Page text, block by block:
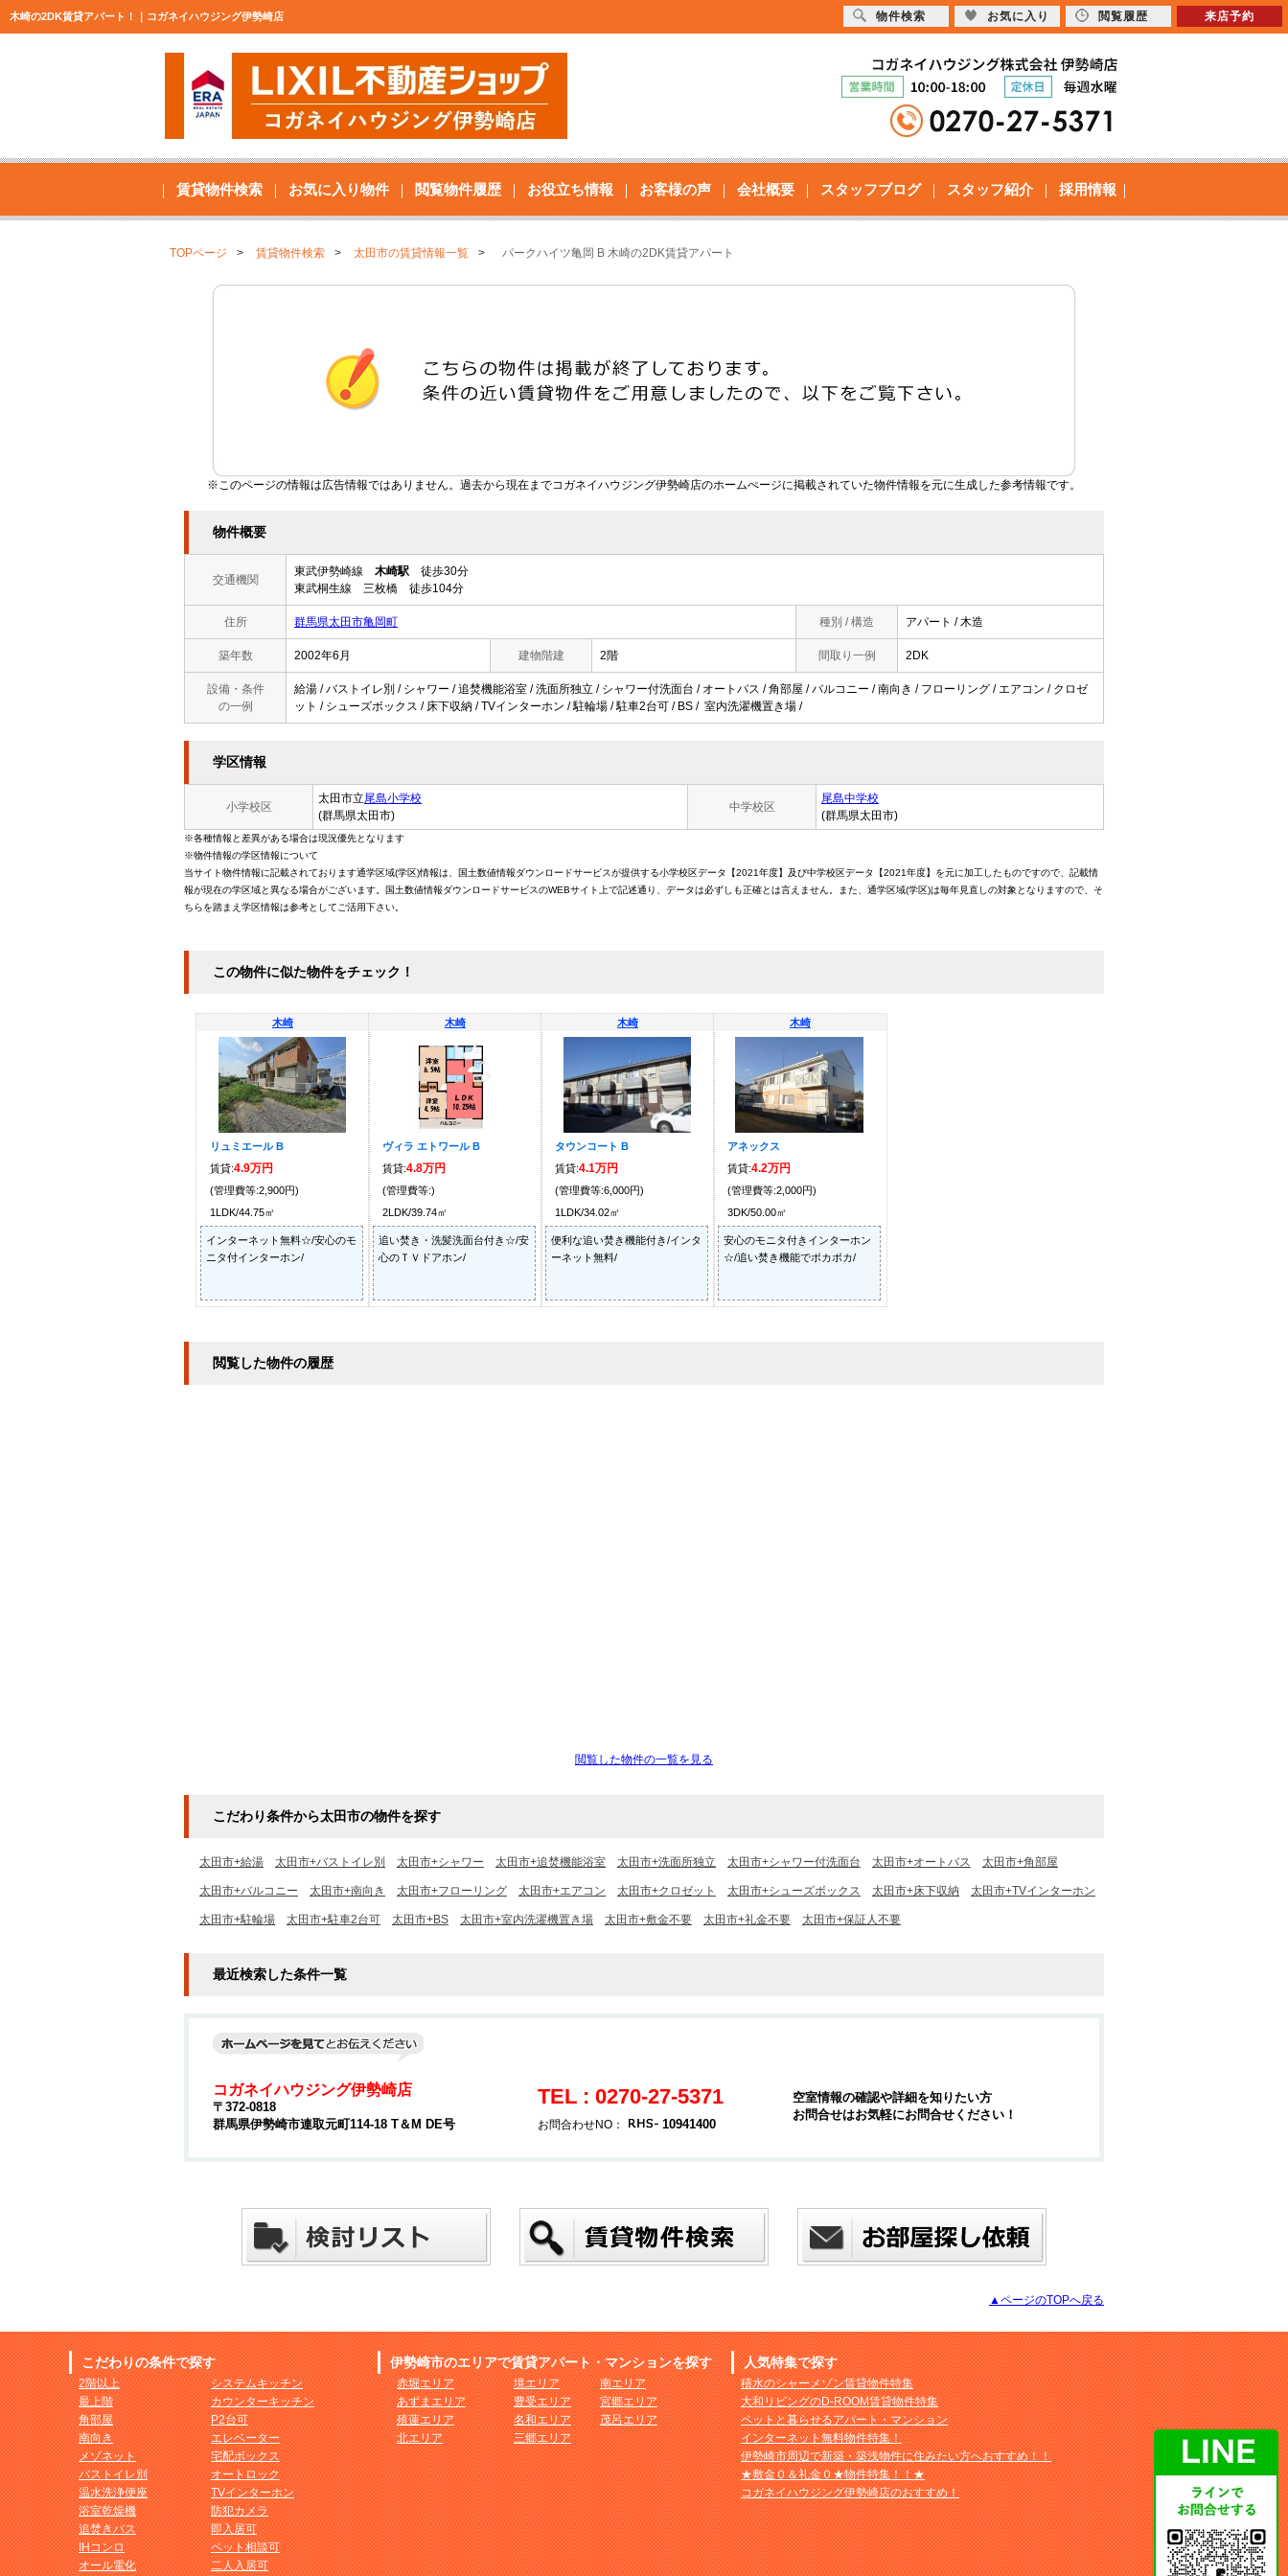
木崎の2DK賃貸アパート！｜コガネイハウジング伊勢崎店
賃貸物件検索 お気に入り物件 閲覧物件履歴 お役立ち情報 お客様の声 会社概要 スタッフブログ スタッフ紹介 採用情報
TOPページ 賃貸物件検索 太田市の賃貸情報一覧 パークハイツ亀岡 B 木崎の2DK賃貸アパート
※このページの情報は広告情報ではありません。過去から現在までコガネイハウジング伊勢崎店のホームぺージに掲載されていた物件情報を元に生成した参考情報です。
物件概要
交通機関
東武伊勢崎線 木崎駅 徒歩30分
東武桐生線 三枚橋 徒歩104分
住所 群馬県太田市亀岡町 種別 / 構造 アパート / 木造
築年数 2002年6月 建物階建 2階 間取り一例 2DK
設備・条件
の一例
給湯 / バストイレ別 / シャワー / 追焚機能浴室 / 洗面所独立 / シャワー付洗面台 / オートバス / 角部屋 / バルコニー / 南向き / フローリング / エアコン / クロゼ
ット / シューズボックス / 床下収納 / TVインターホン / 駐輪場 / 駐車2台可 / BS / 室内洗濯機置き場 /
学区情報
小学校区
太田市立尾島小学校
(群馬県太田市)
中学校区
尾島中学校
(群馬県太田市)
※各種情報と差異がある場合は現況優先となります
※物件情報の学区情報について
当サイト物件情報に記載されております通学区域(学区)情報は、国土数値情報ダウンロードサービスが提供する小学校区データ【2021年度】及び中学校区データ【2021年度】を元に加工したものですので、記載情
報が現在の学区域と異なる場合がございます。国土数値情報ダウンロードサービスのWEBサイト上で記述通り、データは必ずしも正確とは言えません。また、通学区域(学区)は毎年見直しの対象となりますので、そ
ちらを踏まえ学区情報は参考としてご活用下さい。
この物件に似た物件をチェック！
木崎
リュミエール B
賃貸:4.9万円
(管理費等:2,900円)
1LDK/44.75㎡
インターネット無料☆/安心のモ
ニタ付インターホン/
木崎
ヴィラ エトワール B
賃貸:4.8万円
(管理費等:)
2LDK/39.74㎡
追い焚き・洗髪洗面台付き☆/安
心のＴＶドアホン/
木崎
タウンコート B
賃貸:4.1万円
(管理費等:6,000円)
1LDK/34.02㎡
便利な追い焚き機能付き/インタ
ーネット無料/
木崎
アネックス
賃貸:4.2万円
(管理費等:2,000円)
3DK/50.00㎡
安心のモニタ付きインターホン
☆/追い焚き機能でポカポカ/
閲覧した物件の履歴
閲覧した物件の一覧を見る
こだわり条件から太田市の物件を探す
太田市+給湯 太田市+バストイレ別 太田市+シャワー 太田市+追焚機能浴室 太田市+洗面所独立 太田市+シャワー付洗面台 太田市+オートバス 太田市+角部屋
太田市+バルコニー 太田市+南向き 太田市+フローリング 太田市+エアコン 太田市+クロゼット 太田市+シューズボックス 太田市+床下収納 太田市+TVインターホン
太田市+駐輪場 太田市+駐車2台可 太田市+BS 太田市+室内洗濯機置き場 太田市+敷金不要 太田市+礼金不要 太田市+保証人不要
最近検索した条件一覧
コガネイハウジング伊勢崎店
〒372-0818
群馬県伊勢崎市連取元町114-18 T＆M DE号
TEL : 0270-27-5371
お問合わせNO： 10941400
空室情報の確認や詳細を知りたい方
お問合せはお気軽にお問合せください！
▲ページのTOPへ戻る
こだわりの条件で探す
2階以上
最上階
角部屋
南向き
メゾネット
バストイレ別
温水洗浄便座
浴室乾燥機
追焚きバス
IHコンロ
オール電化
システムキッチン
カウンターキッチン
P2台可
エレベーター
宅配ボックス
オートロック
TVインターホン
防犯カメラ
即入居可
ペット相談可
二人入居可
伊勢崎市のエリアで賃貸アパート・マンションを探す
赤堀エリア
あずまエリア
殖蓮エリア
北エリア
境エリア
豊受エリア
名和エリア
三郷エリア
南エリア
宮郷エリア
茂呂エリア
人気特集で探す
積水のシャーメゾン賃貸物件特集
大和リビングのD-ROOM賃貸物件特集
ペットと暮らせるアパート・マンション
インターネット無料物件特集！
伊勢崎市周辺で新築・築浅物件に住みたい方へおすすめ！！
★敷金０＆礼金０★物件特集！！★
コガネイハウジング伊勢崎店のおすすめ！
物件検索 お気に入り 閲覧履歴 来店予約